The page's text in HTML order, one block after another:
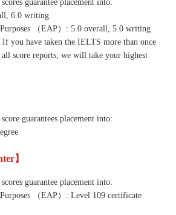
guarantee placement into:
6.0 writing
（EAP）: 5.0 overall, 5.0 writing
If you have taken the IELTS more than once
score reports; we will take your highest
guarantees placement into:
】
guarantee placement into:
（EAP）: Level 109 certificate